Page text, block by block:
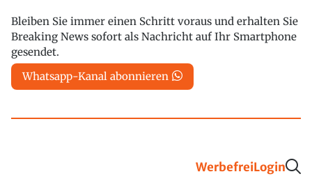
Bleiben Sie immer einen Schritt voraus und erhalten Sie
Breaking News sofort als Nachricht auf Ihr Smartphone
gesendet.
Whatsapp-Kanal abonnieren
WerbefreiLogin